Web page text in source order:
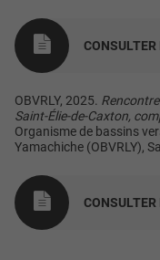
CONSULTER
OBVRLY, 2025.
Saint-Élie-de-Caxton,
Organisme de bassins
Yamachiche (OBVRLY),